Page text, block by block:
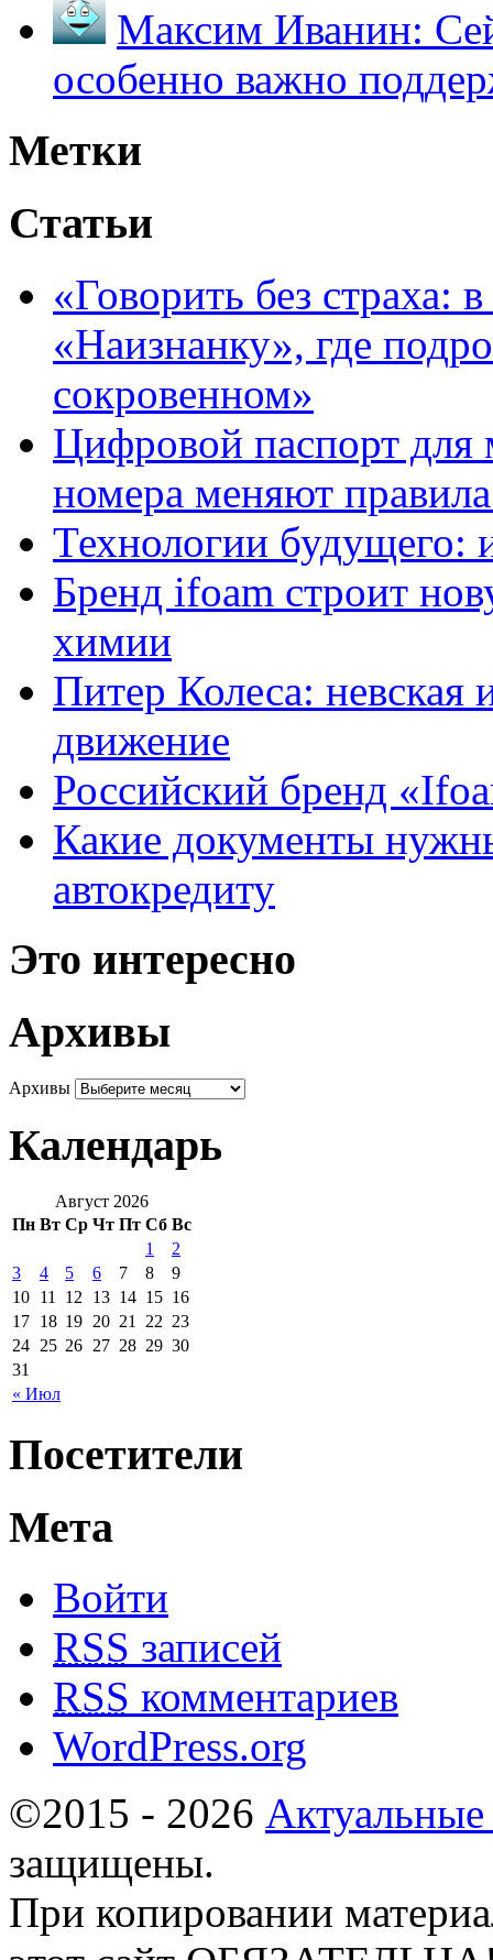
Максим Иванин:
особенно важно
Метки
Статьи
«Говорить без страха:
«Наизнанку», где
сокровенном»
Цифровой паспорт для
номера меняют
Технологии будущего:
Бренд ifoam строит
химии
Питер Колеса: невская
движение
Российский бренд
Какие документы
автокредиту
Это интересно
Архивы
Архивы
Календарь
Август 2026
Пн Вт Ср Чт Пт Сб Вс
« Июл
1
2
3
4 5 6 7 8
9
10 11 12 13 14 15 16
17 18 19 20 21 22 23
24 25 26 27 28 29 30
31
Посетители
Мета
Войти
RSS записей
RSS комментариев
WordPress.org
©2015 - 2026
защищены.
При копировании